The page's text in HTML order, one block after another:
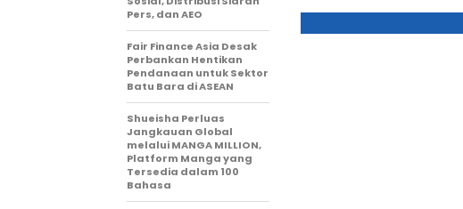
Pers, dan AEO
Fair Finance Asia Desak
Perbankan Hentikan
Pendanaan untuk Sektor
Batu Bara di ASEAN
Shueisha Perluas
Jangkauan Global
melalui MANGA MILLION,
Platform Manga yang
Tersedia dalam 100
Bahasa